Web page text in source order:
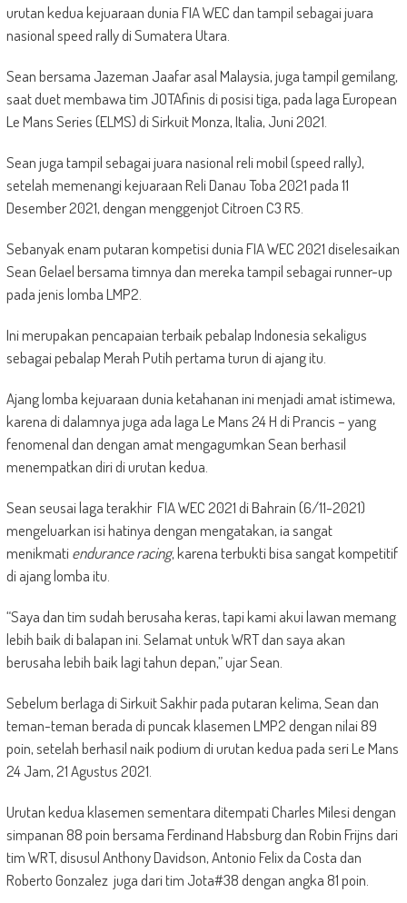
urutan kedua kejuaraan dunia FIA WEC dan tampil sebagai juara
nasional speed rally di Sumatera Utara.
Sean bersama Jazeman Jaafar asal Malaysia, juga tampil gemilang,
saat duet membawa tim JOTAfinis di posisi tiga, pada laga European
Le Mans Series (ELMS) di Sirkuit Monza, Italia, Juni 2021.
Sean juga tampil sebagai juara nasional reli mobil (speed rally),
setelah memenangi kejuaraan Reli Danau Toba 2021 pada 11
Desember 2021, dengan menggenjot Citroen C3 R5.
Sebanyak enam putaran kompetisi dunia FIA WEC 2021 diselesaikan
Sean Gelael bersama timnya dan mereka tampil sebagai runner-up
pada jenis lomba LMP2.
Ini merupakan pencapaian terbaik pebalap Indonesia sekaligus
sebagai pebalap Merah Putih pertama turun di ajang itu.
Ajang lomba kejuaraan dunia ketahanan ini menjadi amat istimewa,
karena di dalamnya juga ada laga Le Mans 24 H di Prancis – yang
fenomenal dan dengan amat mengagumkan Sean berhasil
menempatkan diri di urutan kedua.
Sean seusai laga terakhir FIA WEC 2021 di Bahrain (6/11-2021)
mengeluarkan isi hatinya dengan mengatakan, ia sangat
menikmatiendurance racing, karena terbukti bisa sangat kompetitif
di ajang lomba itu.
“Saya dan tim sudah berusaha keras, tapi kami akui lawan memang
lebih baik di balapan ini. Selamat untuk WRT dan saya akan
berusaha lebih baik lagi tahun depan,” ujar Sean.
Sebelum berlaga di Sirkuit Sakhir pada putaran kelima, Sean dan
teman-teman berada di puncak klasemen LMP2 dengan nilai 89
poin, setelah berhasil naik podium di urutan kedua pada seri Le Mans
24 Jam, 21 Agustus 2021.
Urutan kedua klasemen sementara ditempati Charles Milesi dengan
simpanan 88 poin bersama Ferdinand Habsburg dan Robin Frijns dari
tim WRT, disusul Anthony Davidson, Antonio Felix da Costa dan
Roberto Gonzalez juga dari tim Jota#38 dengan angka 81 poin.